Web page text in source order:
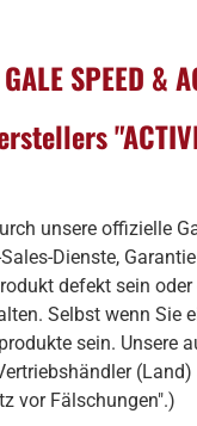
SPEED &
unsere offizielle
Dienste,
defekt sein
Selbst wenn Sie
sein. Unsere
vor Fälschungen".)